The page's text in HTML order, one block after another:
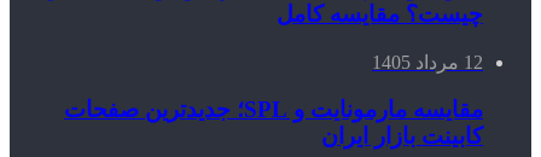
چیست؟ مقایسه کامل
12 مرداد 1405
مقایسه مارمونایت و SPL؛ جدیدترین صفحات
کابینت بازار ایران